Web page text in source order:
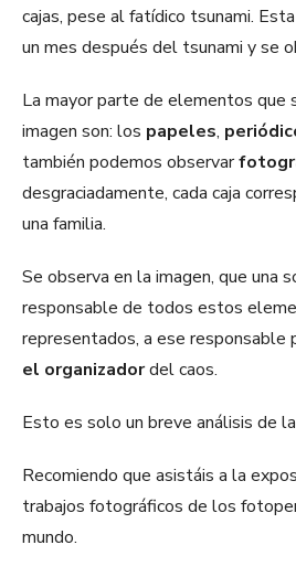
cajas, pese al fatídico tsunami.
un mes después del tsunami y se
La mayor parte de elementos que
imagen son: los papeles,
también podemos observar
desgraciadamente, cada caja
una familia.
Se observa en la imagen, que una
responsable de todos estos
representados, a ese responsable
el organizadordel caos.
Esto es solo un breve análisis de
Recomiendo que asistáis a la
trabajos fotográficos de los
mundo.